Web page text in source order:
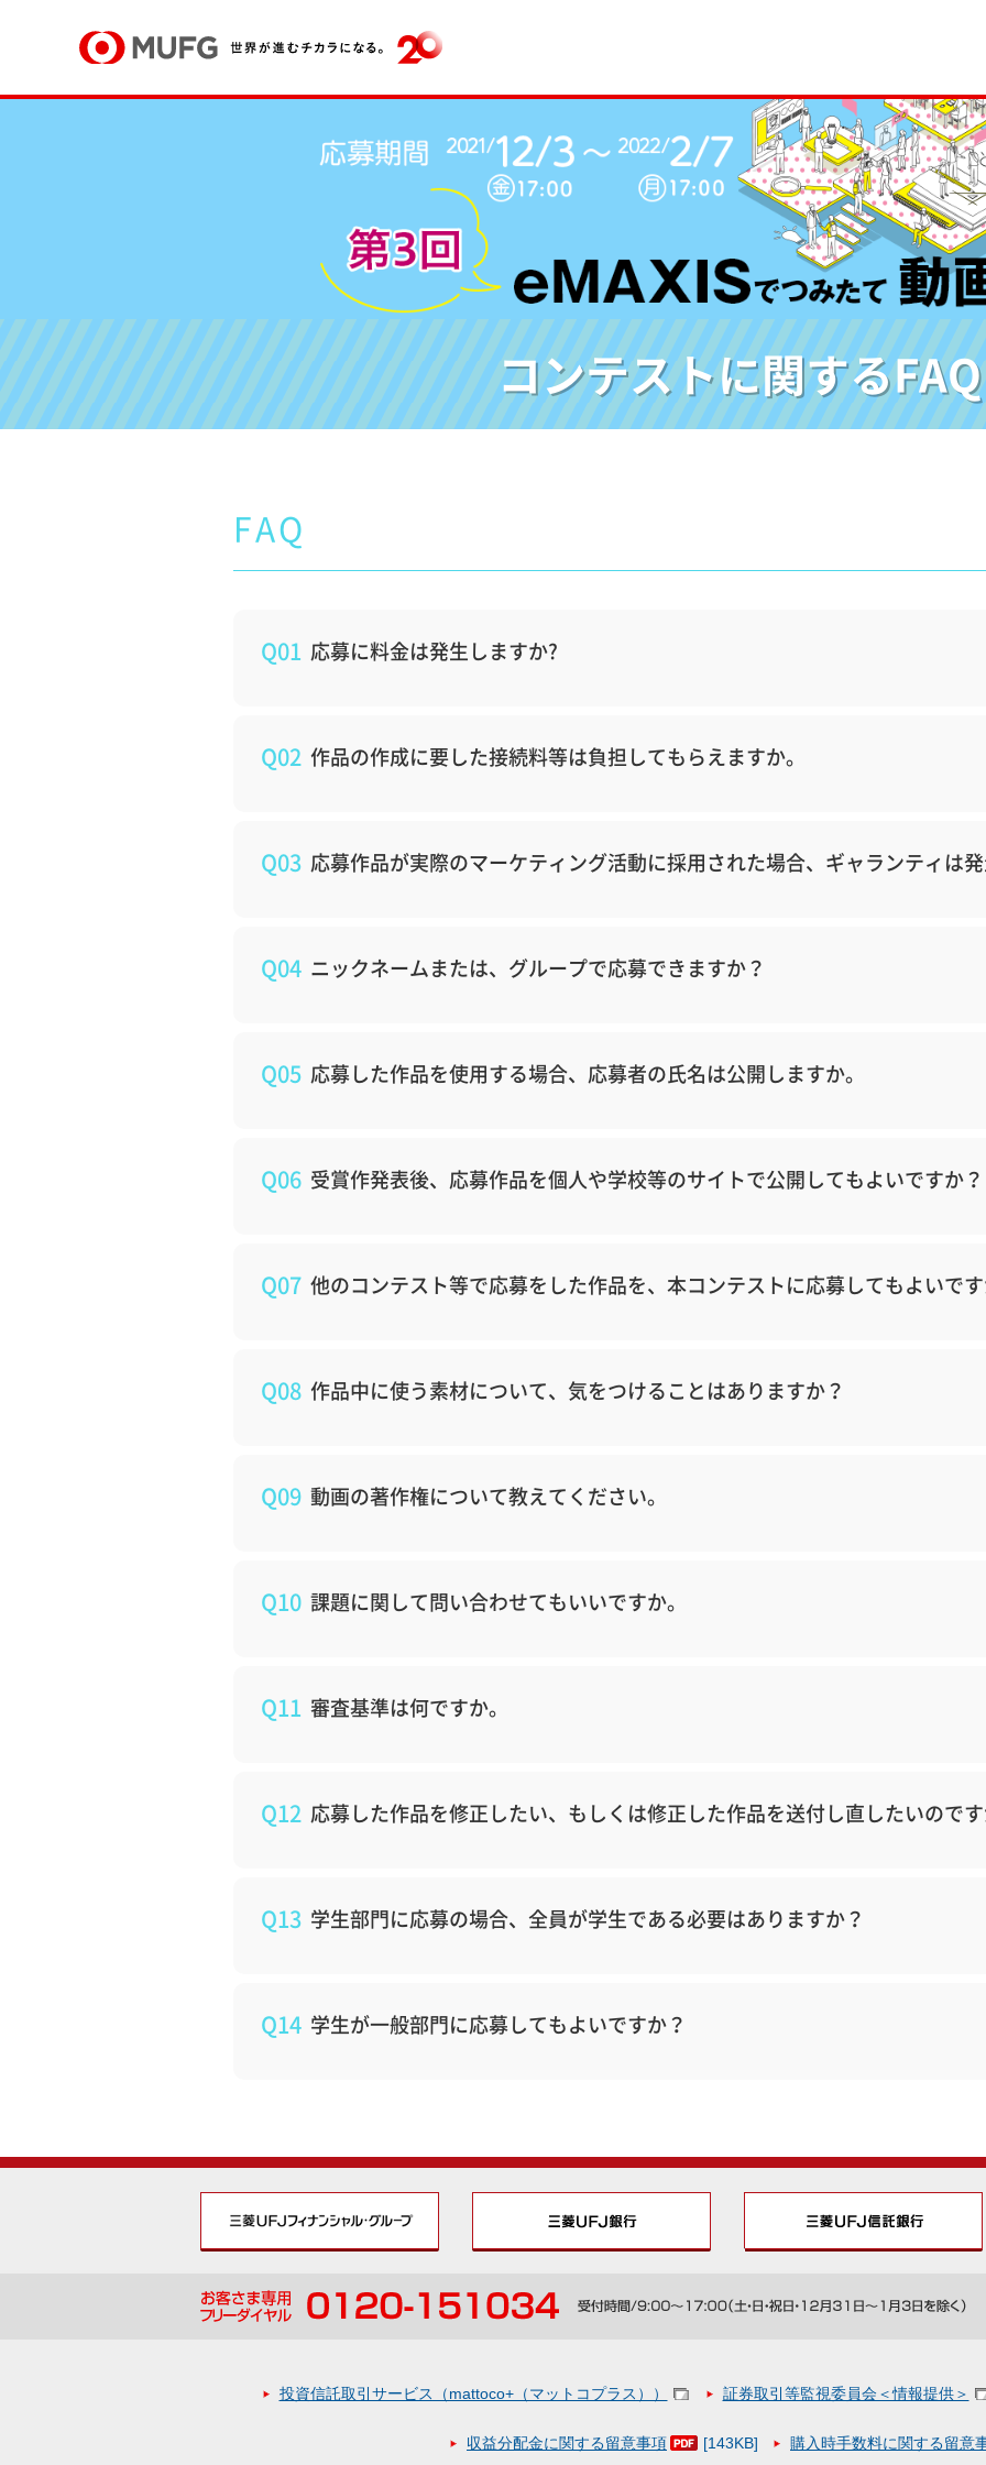
コンテストに関するFAQ
FAQ
Q01 応募に料金は発生しますか?
Q02 作品の作成に要した接続料等は負担してもらえますか。
Q03 応募作品が実際のマーケティング活動に採用された場合、ギャランティは
Q04 ニックネームまたは、グループで応募できますか？
Q05 応募した作品を使用する場合、応募者の氏名は公開しますか。
Q06 受賞作発表後、応募作品を個人や学校等のサイトで公開してもよいですか？
Q07 他のコンテスト等で応募をした作品を、本コンテストに応募してもよいで
Q08 作品中に使う素材について、気をつけることはありますか？
Q09 動画の著作権について教えてください。
Q10 課題に関して問い合わせてもいいですか。
Q11 審査基準は何ですか。
Q12 応募した作品を修正したい、もしくは修正した作品を送付し直したいので
Q13 学生部門に応募の場合、全員が学生である必要はありますか？
Q14 学生が一般部門に応募してもよいですか？
投資信託取引サービス（mattoco+（マットコプラス）） 証券取引等監視委員会＜情報提供＞
収益分配金に関する留意事項 [143KB] 購入時手数料に関する留意